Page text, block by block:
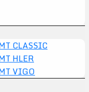
CLASSIC
HLER
VIGO